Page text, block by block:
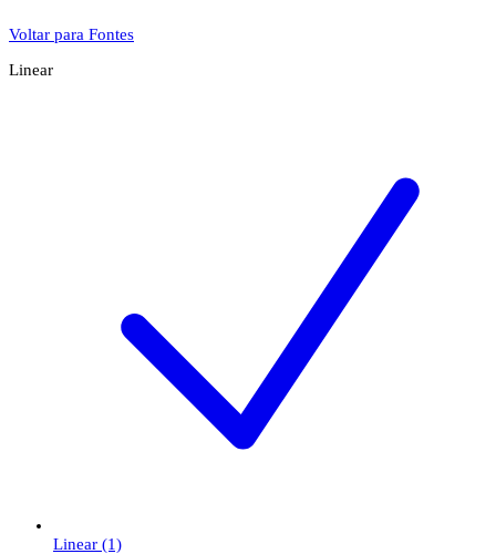
Voltar para Fontes
Linear
Linear (1)